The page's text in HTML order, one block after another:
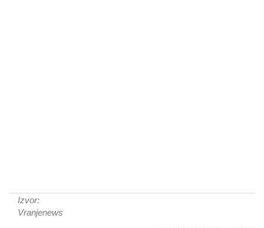
Izvor:
Vranjenews